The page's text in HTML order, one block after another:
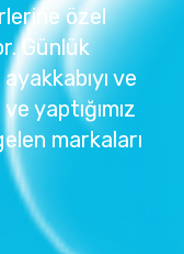
özel
Günlük
ve
yaptığımız
markaları